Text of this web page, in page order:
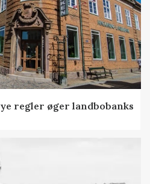
regler øger landbobanks